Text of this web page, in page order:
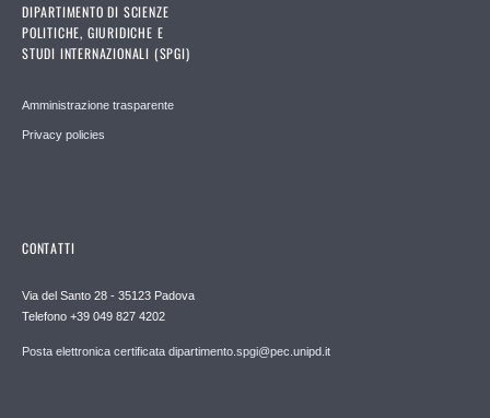
DIPARTIMENTO DI SCIENZE
POLITICHE, GIURIDICHE E
STUDI INTERNAZIONALI (SPGI)
Amministrazione trasparente
Privacy policies
CONTATTI
Via del Santo 28 - 35123 Padova
Telefono +39 049 827 4202
Posta elettronica certificata dipartimento.spgi@pec.unipd.it